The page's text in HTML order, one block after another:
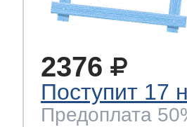
2376
Поступит 17
Предоплата